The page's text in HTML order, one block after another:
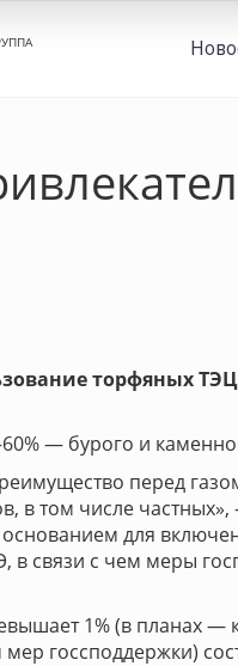
торфяных
— бурого и
перед
в том числе
для
в связи с чем меры
1% (в планах — к
госсподдержки)